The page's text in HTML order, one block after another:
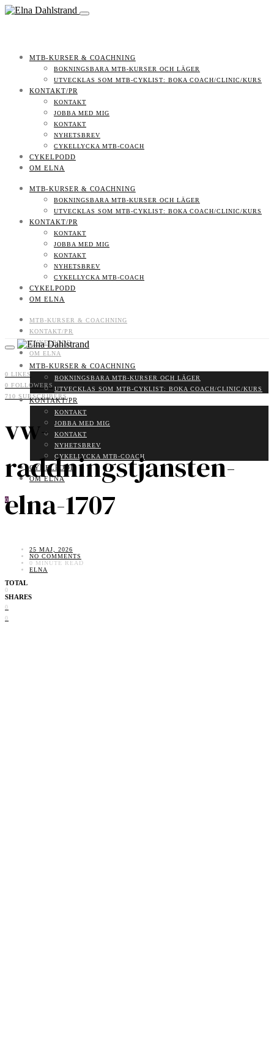
MTB-KURSER & COACHNING
BOKNINGSBARA MTB-KURSER OCH LÄGER
UTVECKLAS SOM MTB-CYKLIST: BOKA COACH/CLINIC/KURS
KONTAKT/PR
KONTAKT
JOBBA MED MIG
KONTAKT
NYHETSBREV
CYKELLYCKA MTB-COACH
CYKELPODD
OM ELNA
MTB-KURSER & COACHNING
BOKNINGSBARA MTB-KURSER OCH LÄGER
UTVECKLAS SOM MTB-CYKLIST: BOKA COACH/CLINIC/KURS
KONTAKT/PR
KONTAKT
JOBBA MED MIG
KONTAKT
NYHETSBREV
CYKELLYCKA MTB-COACH
CYKELPODD
OM ELNA
MTB-KURSER & COACHNING
KONTAKT/PR
CYKELPODD
OM ELNA
0 LIKES
0 FOLLOWERS
710 SUBSCRIBERS
MTB-KURSER & COACHNING
BOKNINGSBARA MTB-KURSER OCH LÄGER
UTVECKLAS SOM MTB-CYKLIST: BOKA COACH/CLINIC/KURS
KONTAKT/PR
KONTAKT
JOBBA MED MIG
KONTAKT
NYHETSBREV
CYKELLYCKA MTB-COACH
CYKELPODD
OM ELNA
0
vw-
raddningstjansten-
elna-1707
25 MAJ, 2026
NO COMMENTS
0 MINUTE READ
ELNA
TOTAL
0
SHARES
0
0